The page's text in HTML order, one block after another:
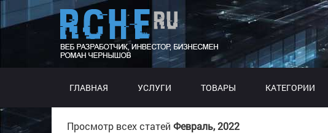
ГЛАВНАЯ УСЛУГИ ТОВАРЫ КАТЕГОРИИ
Просмотр всех статей Февраль, 2022